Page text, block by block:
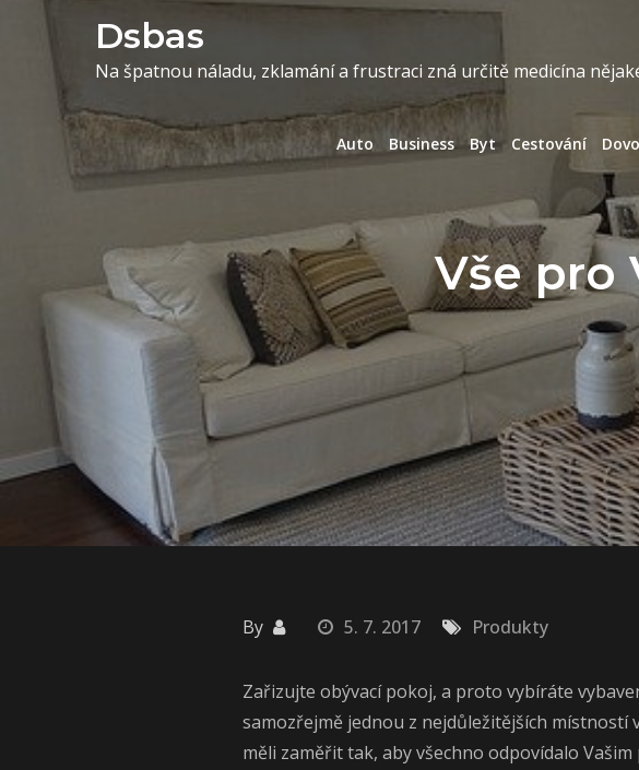
Dsbas
Na špatnou náladu, zklamání a frustraci zná určitě medicína
Auto Business Byt Cestování
Vše pro
By 5. 7. 2017 Produkty
Zařizujte obývací pokoj, a proto vybíráte
samozřejmě jednou z nejdůležitějších
měli zaměřit tak, aby všechno odpovídalo